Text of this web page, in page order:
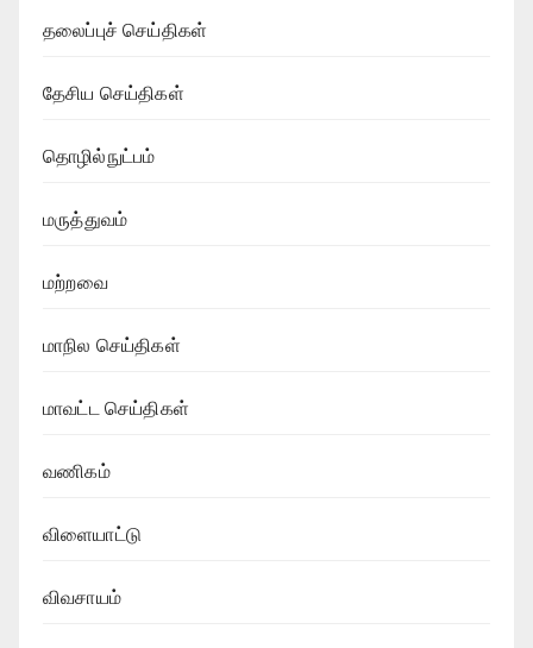
தலைப்புச் செய்திகள்
தேசிய செய்திகள்
தொழில்நுட்பம்
மருத்துவம்
மற்றவை
மாநில செய்திகள்
மாவட்ட செய்திகள்
வணிகம்
விளையாட்டு
விவசாயம்